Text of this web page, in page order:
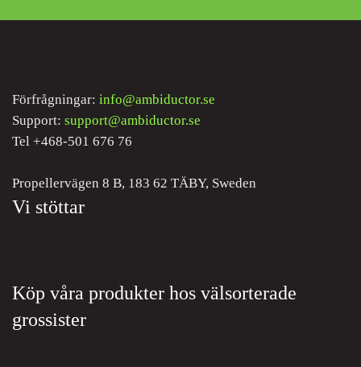
Förfrågningar: info@ambiductor.se
Support: support@ambiductor.se
Tel +468-501 676 76
Propellervägen 8 B, 183 62 TÄBY, Sweden
Vi stöttar
Köp våra produkter hos välsorterade
grossister